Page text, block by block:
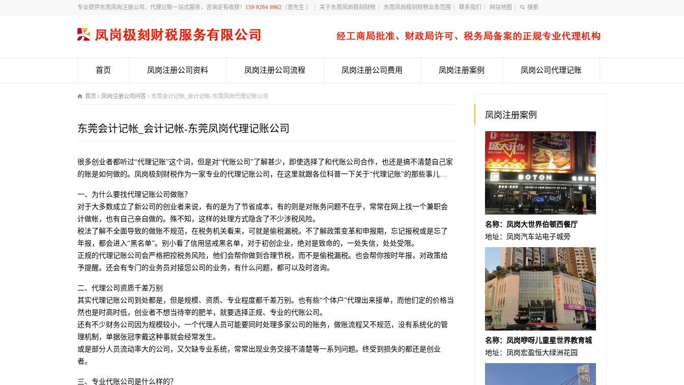
专业提供东莞凤岗注册公司、代理记账一站式服务，咨询定有收获！ 159 9284 9962 （曾先生 ） 关于东莞凤岗极刻财税 东莞凤岗极刻财税业务范围 联系我们 网站地图
首页 凤岗注册公司资料 凤岗注册公司流程 凤岗注册公司费用 凤岗注册案例 凤岗公司代理记账
首页 凤岗注册公司问答 东莞会计记帐_会计记帐-东莞凤岗代理记账公司
东莞会计记帐_会计记帐-东莞凤岗代理记账公司
很多创业者都听过“代理记账”这个词，但是对“代账公司”了解甚少，即使选择了和代账公司合作，也还是搞不清楚自己家
的账是如何做的。凤岗极刻财税作为一家专业的代理记账公司，在这里就跟各位科普一下关于“代理记账”的那些事儿…
一、为什么要找代理记账公司做账？
对于大多数成立了新公司的创业者来说，有的是为了节省成本，有的则是对账务问题不在乎，常常在网上找一个兼职会
计做帐，也有自己亲自做的。殊不知，这样的处理方式隐含了不少涉税风险。
税法了解不全面导致的做账不规范，在税务机关看来，可就是偷税漏税。不了解政策变革和申报期，忘记报税或是忘了
年报，都会进入“黑名单”。别小看了信用惩戒黑名单，对于初创企业，绝对是致命的，一处失信，处处受限。
正规的代理记账公司会严格把控税务风险，他们会帮你做到合理节税，而不是偷税漏税。也会帮你按时年报，对政策给
予提醒。还会有专门的业务员对接您公司的业务，有什么问题，都可以及时咨询。
二、代理公司资质千差万别
其实代理记账公司到处都是，但是规模、资质、专业程度都千差万别。也有些“个体户”代理出来接单，而他们定的价格当
然也是时高时低，创业者不想当待宰的肥羊，就要选择正规、专业的代账公司。
还有不少财务公司因为规模较小，一个代理人员可能要同时处理多家公司的账务，做账流程又不规范，没有系统化的管
理机制，单据张冠李戴这种事就会经常发生。
或是部分人员流动率大的公司，又欠缺专业系统，常常出现业务交接不清楚等一系列问题。终受到损失的都还是创业
者。
三、专业代账公司是什么样的？
凤岗注册案例
名称：凤岗大世界伯顿西餐厅
地址：凤岗汽车站电子城旁
名称：凤岗咿呀儿童星世界教育城
地址：凤岗宏盈恒大绿洲花园